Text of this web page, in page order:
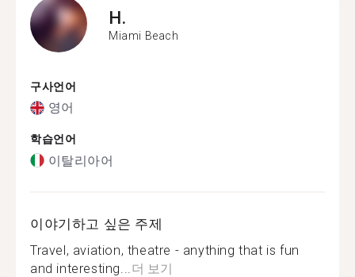
H.
Miami Beach
구사언어
영어
학습언어
이탈리아어
이야기하고 싶은 주제
Travel, aviation, theatre - anything that is fun
and interesting... 더 보기